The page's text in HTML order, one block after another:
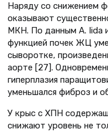
Наряду со снижением
оказывают
МКН. По данным A. Iida
функцией почек ЖЦ
сыворотке,
аорте [27].
гиперплазия
уменьшался фиброз и
У крыс с ХПН
снижают уровень не